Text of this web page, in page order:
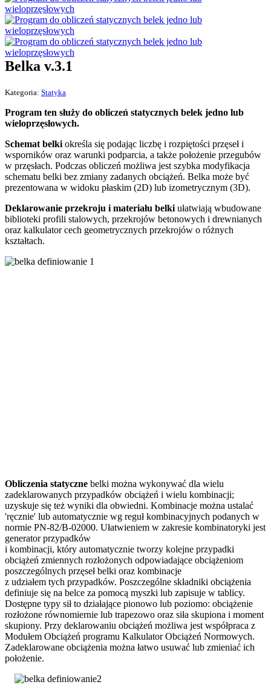
Belka v.3.1
Kategoria: Statyka
Program ten służy do obliczeń statycznych belek jedno lub
wieloprzęsłowych.
Schemat belki określa się podając liczbę i rozpiętości przęseł i
wsporników oraz warunki podparcia, a także położenie przegubów
w przęsłach. Podczas obliczeń możliwa jest szybka modyfikacja
schematu belki bez zmiany zadanych obciążeń. Belka może być
prezentowana w widoku płaskim (2D) lub izometrycznym (3D).
Deklarowanie przekroju i materiału belki ułatwiają wbudowane
biblioteki profili stalowych, przekrojów betonowych i drewnianych
oraz kalkulator cech geometrycznych przekrojów o różnych
kształtach.
Obliczenia statyczne belki można wykonywać dla wielu
zadeklarowanych przypadków obciążeń i wielu kombinacji;
uzyskuje się też wyniki dla obwiedni. Kombinacje można ustalać
'ręcznie' lub automatycznie wg reguł kombinacyjnych podanych w
normie PN-82/B-02000. Ułatwieniem w zakresie kombinatoryki jest
generator przypadków
i kombinacji, który automatycznie tworzy kolejne przypadki
obciążeń zmiennych rozłożonych odpowiadające obciążeniom
poszczególnych przęseł belki oraz kombinacje
z udziałem tych przypadków. Poszczególne składniki obciążenia
definiuje się na belce za pomocą myszki lub zapisuje w tablicy.
Dostępne typy sił to działające pionowo lub poziomo: obciążenie
rozłożone równomiernie lub trapezowo oraz siła skupiona i moment
skupiony. Przy deklarowaniu obciążeń możliwa jest współpraca z
Modułem Obciążeń programu Kalkulator Obciążeń Normowych.
Zadeklarowane obciążenia można łatwo usuwać lub zmieniać ich
położenie.